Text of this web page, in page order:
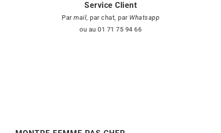
Service Client
Par mail, par chat, parWhatsapp
ou au 01 71 75 94 66